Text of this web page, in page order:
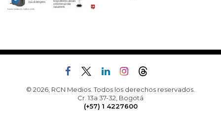
© 2026, RCN Medios. Todos los derechos reservados.
Cr. 13a 37-32, Bogotá
(+57) 1 4227600